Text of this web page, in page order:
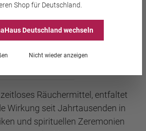
Filter
des Himmels
Räuchermittel, entfaltet
Wirkung seit Jahrtausenden in
und spirituellen Zeremonien
Shop für Deutschland
Deutschland wechseln
Nicht wieder anzeigen